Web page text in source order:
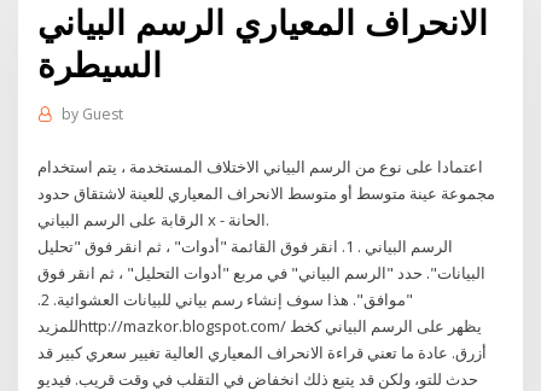
الانحراف المعياري الرسم البياني
السيطرة
by Guest
اعتمادا على نوع من الرسم البياني الاختلاف المستخدمة ، يتم استخدام
مجموعة عينة متوسط أو متوسط الانحراف المعياري للعينة لاشتقاق حدود
الرقابة على الرسم البياني x - الحانة.
الرسم البياني . 1. انقر فوق القائمة "أدوات" ، ثم انقر فوق "تحليل
البيانات". حدد "الرسم البياني" في مربع "أدوات التحليل" ، ثم انقر فوق
"موافق". هذا سوف إنشاء رسم بياني للبيانات العشوائية. 2.
للمزيدhttp://mazkor.blogspot.com/ يظهر على الرسم البياني كخط
أزرق. عادة ما تعني قراءة الانحراف المعياري العالية تغيير سعري كبير قد
حدث للتو، ولكن قد يتبع ذلك انخفاض في التقلب في وقت قريب. فيديو